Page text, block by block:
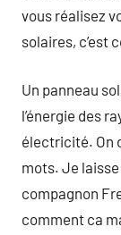
vous réalisez
solaires, c’est
Un panneau
l’énergie des
électricité. On
mots. Je laisse
compagnon
comment ca